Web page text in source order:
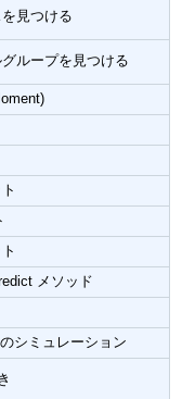
見つける
ループを見つける
メソッド
シミュレーション